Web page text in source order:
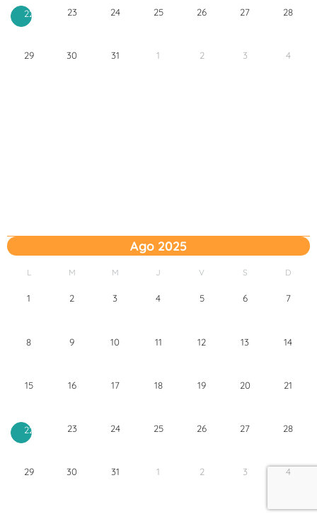
22 23 24 25 26 27 28
29 30 31 1 2 3 4
Ago 2025
L M M J V S D
1 2 3 4 5 6 7
8 9 10 11 12 13 14
15 16 17 18 19 20 21
22 23 24 25 26 27 28
29 30 31 1 2 3 4